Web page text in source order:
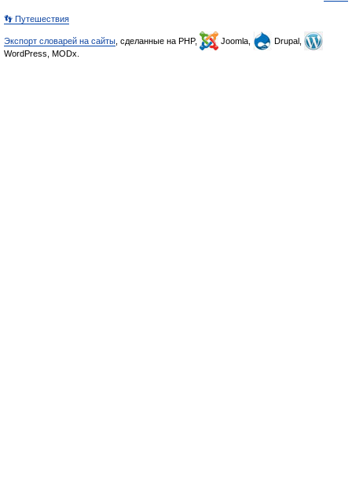
👣 Путешествия
Экспорт словарей на сайты , сделанные на PHP, Joomla,
Drupal,
WordPress, MODx.